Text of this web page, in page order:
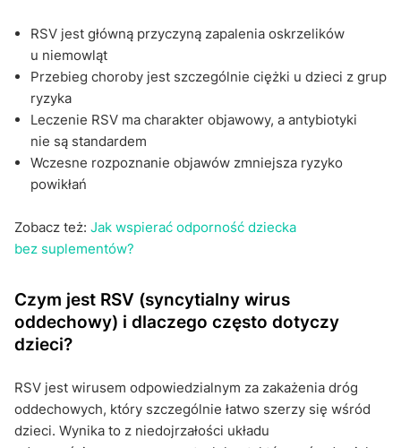
RSV jest główną przyczyną zapalenia oskrzelików
u niemowląt
Przebieg choroby jest szczególnie ciężki u dzieci z grup
ryzyka
Leczenie RSV ma charakter objawowy, a antybiotyki
nie są standardem
Wczesne rozpoznanie objawów zmniejsza ryzyko
powikłań
Zobacz też: Jak wspierać odporność dziecka
bez suplementów?
Czym jest RSV (syncytialny wirus
oddechowy) i dlaczego często dotyczy
dzieci?
RSV jest wirusem odpowiedzialnym za zakażenia dróg
oddechowych, który szczególnie łatwo szerzy się wśród
dzieci. Wynika to z niedojrzałości układu